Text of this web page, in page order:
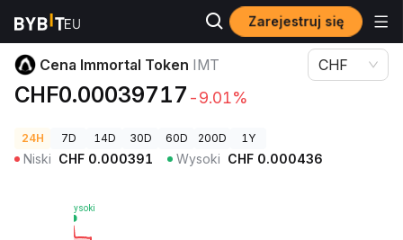
Zarejestruj się
Ceny kryptowalut Cena Immortal Token IMT
Cena Immortal Token IMT
CHF0.00039717 -9.01%
CHF
24H 7D 14D 30D 60D 200D 1Y
Niski CHF 0.000391 Wysoki CHF 0.000436